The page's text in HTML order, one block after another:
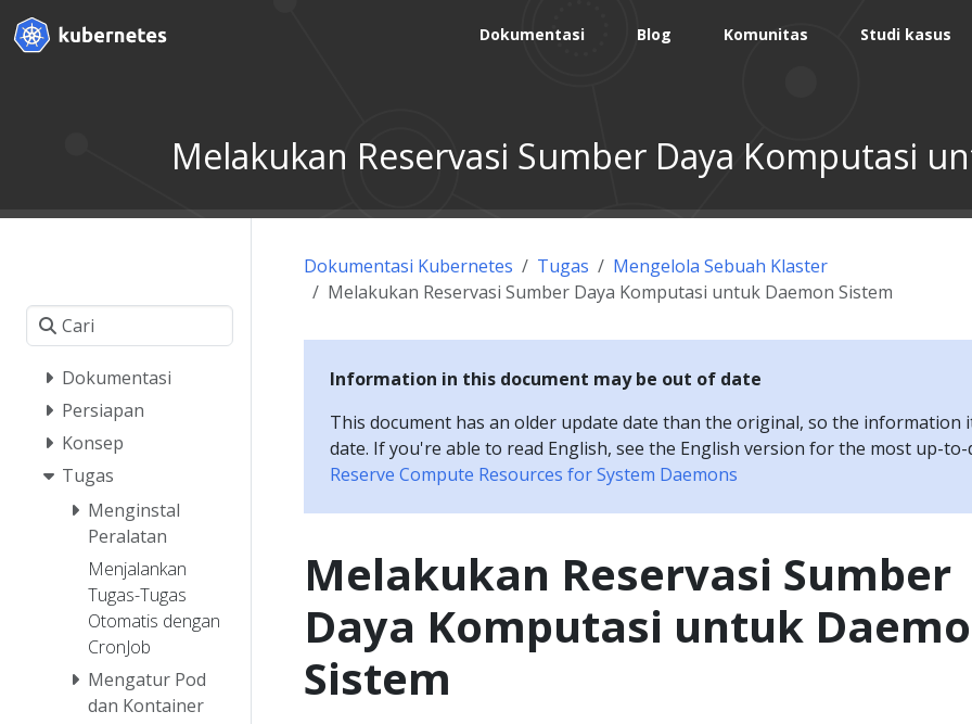
Dokumentasi Blog Komunitas Studi kasus
Melakukan Reservasi Sumber Daya Komputasi
Dokumentasi
Persiapan
Konsep
Tugas
Menginstal
Peralatan
Menjalankan
Tugas-Tugas
Otomatis dengan
CronJob
Mengatur Pod
dan Kontainer
Dokumentasi Kubernetes Tugas
Mengelola Sebuah Klaster
Melakukan Reservasi Sumber Daya Komputasi untuk Daemon Sistem
Information in this document may be out of date
This document has an older update date than the original, so the information
date. If you're able to read English, see the English version for the most up-
Reserve Compute Resources for System Daemons
Melakukan Reservasi Sumber
Daya Komputasi untuk
Sistem